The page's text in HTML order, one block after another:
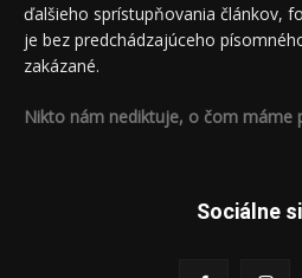
ďalšieho sprístupňovania článkov,
je bez predchádzajúceho
zakázané.
Nikto nám nediktuje, o čom máme
Sociálne